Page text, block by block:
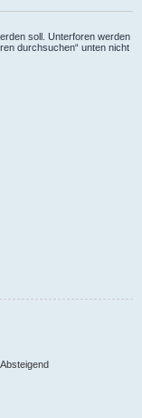
soll. Unterforen werden
durchsuchen“ unten nicht
Absteigend